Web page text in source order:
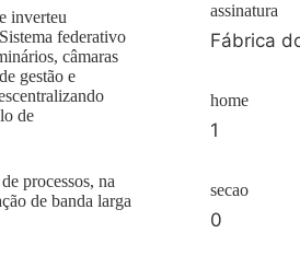
inverteu
federativo
câmaras
gestão e
de
processos, na
de banda larga
assinatura
Fábrica
home
1
secao
0